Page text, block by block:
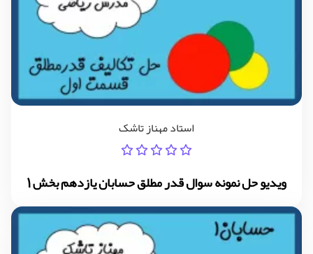
استاد مهناز تاشک
ویدیو حل نمونه سوال قدر مطلق حسابان یازدهم بخش 1